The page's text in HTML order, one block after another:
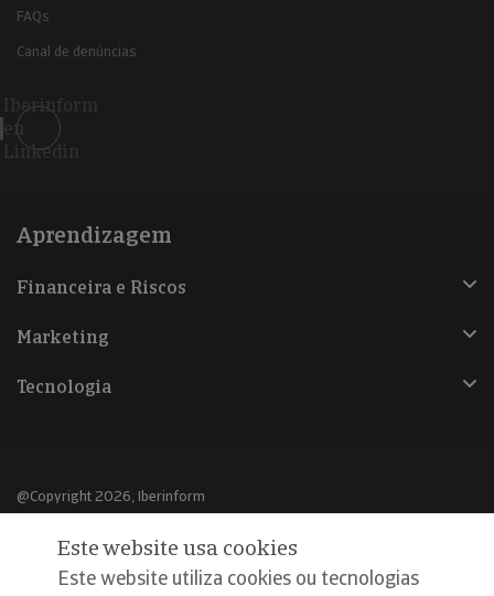
FAQs
Canal de denúncias
Iberinform
en
Linkedin
Aprendizagem
Financeira e Riscos
Marketing
Tecnologia
@Copyright 2026, Iberinform
Aviso legal
Política de cookies
Este website usa cookies
Este website utiliza cookies ou tecnologias